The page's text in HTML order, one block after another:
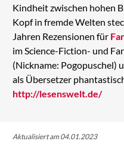
Kindheit zwischen hohen
Kopf in fremde Welten
Jahren Rezensionen für
im Science-Fiction- und
(Nickname: Pogopuschel)
als Übersetzer
http://lesenswelt.de/
Aktualisiert am 04.01.2023